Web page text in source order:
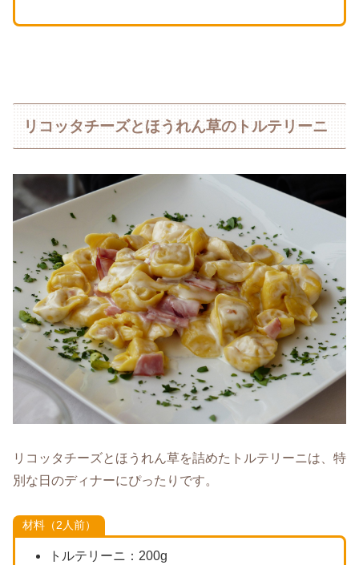
リコッタチーズとほうれん草のトルテリーニ
リコッタチーズとほうれん草を詰めたトルテリーニは、特
別な日のディナーにぴったりです。
材料（2人前）
トルテリーニ：200g